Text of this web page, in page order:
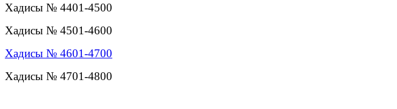
Хадисы № 4401-4500
Хадисы № 4501-4600
Хадисы № 4601-4700
Хадисы № 4701-4800